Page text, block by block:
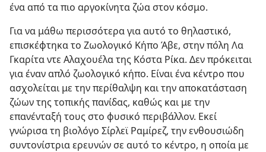
ένα από τα πιο αργοκίνητα ζώα στον κόσμο.
Για να μάθω περισσότερα για αυτό το θηλαστικό,
επισκέφτηκα το Ζωολογικό Κήπο Άβε, στην πόλη Λα
Γκαρίτα ντε Αλαχουέλα της Κόστα Ρίκα. Δεν πρόκειται
για έναν απλό ζωολογικό κήπο. Είναι ένα κέντρο που
ασχολείται με την περίθαλψη και την αποκατάσταση
ζώων της τοπικής πανίδας, καθώς και με την
επανένταξή τους στο φυσικό περιβάλλον. Εκεί
γνώρισα τη βιολόγο Σίρλεϊ Ραμίρεζ, την ενθουσιώδη
συντονίστρια ερευνών σε αυτό το κέντρο, η οποία με